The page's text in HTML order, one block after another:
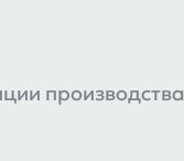
производства